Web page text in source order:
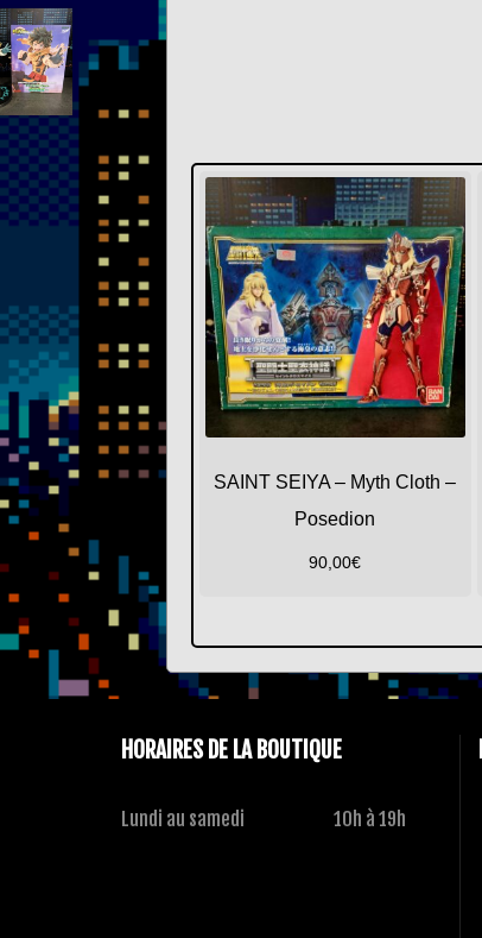
SAINT SEIYA – Myth Cloth –
Posedion
90,00€
HORAIRES DE LA BOUTIQUE
Lundi au samedi 10h à 19h